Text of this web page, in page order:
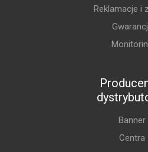
Reklamacje i
Banner
Centra